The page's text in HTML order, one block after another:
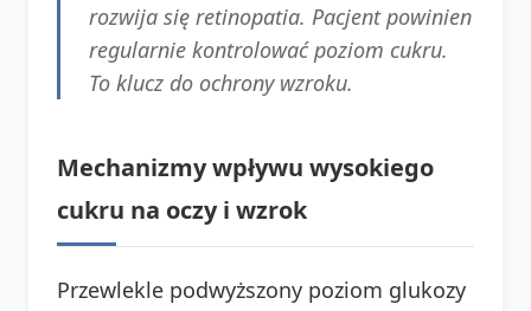
rozwija się retinopatia. Pacjent powinien
regularnie kontrolować poziom cukru.
To klucz do ochrony wzroku.
Mechanizmy wpływu wysokiego
cukru na oczy i wzrok
Przewlekle podwyższony poziom glukozy